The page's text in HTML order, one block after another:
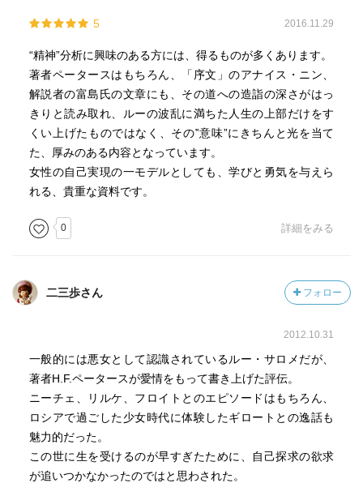
5 2016.11.29
“精神”分析に興味のある方には、得るものが多くあります。
著者ペータースはもちろん、「序文」のアナイス・ニン、
解説者の富島氏の文章にも、その道への造詣の深さがはっ
きりと読み取れ、ルーの波乱に満ちた人生の上部だけをす
くい上げたものではなく、その‟意味”にきちんと光を当て
た、厚みのある内容となっています。
女性の自己実現の一モデルとしても、学びと勇気を与えら
れる、貴重な資料です。
0 詳細をみる
二三歩さん フォロー
2012.10.31
一般的には悪女として認識されているルー・サロメだが、
著者H.F.ペータースが愛情をもって書き上げた評伝。
ニーチェ、リルケ、フロイトとのエピソードはもちろん、
ロシアで過ごした少女時代に体験したギロートとの逸話も
魅力的だった。
この世に生を受けるのが早すぎたために、自己探求の欲求
が追いつかなかったのではと思わされた。